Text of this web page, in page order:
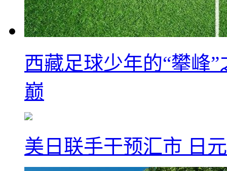
西藏足球少年的“攀峰
巅
美日联手干预汇市 日